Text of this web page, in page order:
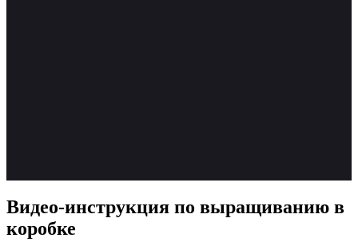
Видео-инструкция по выращиванию в
коробке